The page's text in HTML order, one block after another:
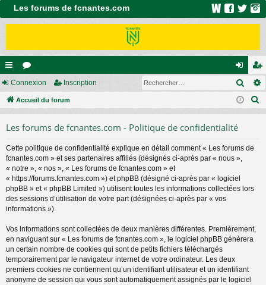
Les forums de fcnantes.com
ac
co
s
or
u
on
ne
ns
cri
Connexion Inscription
Accueil du forum
Les forums de fcnantes.com - Politique de confidentialité
Cette politique de confidentialité explique en détail comment « Les forums de
fcnantes.com » et ses partenaires affiliés (désignés ci-après par « nous »,
« notre », « nos », « Les forums de fcnantes.com » et
« https://forums.fcnantes.com ») et phpBB (désigné ci-après par « logiciel
phpBB » et « phpBB Limited ») utilisent toutes les informations collectées lors
des sessions d’utilisation de votre part (désignées ci-après par « vos
informations »).
Vos informations sont collectées de deux manières différentes. Premièrement,
en naviguant sur « Les forums de fcnantes.com », le logiciel phpBB génèrera
un certain nombre de cookies qui sont de petits fichiers téléchargés
temporairement par le navigateur internet de votre ordinateur. Les deux
premiers cookies ne contiennent qu’un identifiant utilisateur et un identifiant
anonyme de session qui vous sont automatiquement assignés par le logiciel